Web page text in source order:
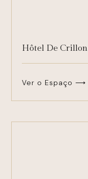
Hôtel De Crillon
Ver o Espaço ⟶